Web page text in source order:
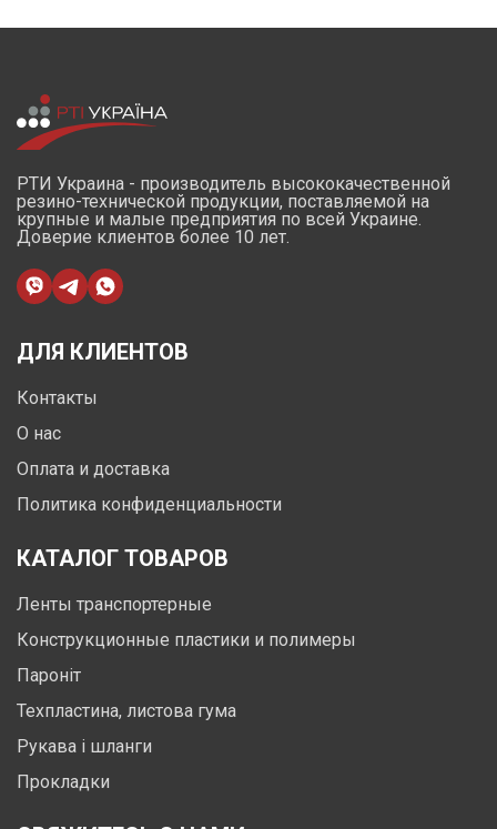
РТИ Украина - производитель высококачественной
резино-технической продукции, поставляемой на
крупные и малые предприятия по всей Украине.
Доверие клиентов более 10 лет.
ДЛЯ КЛИЕНТОВ
Контакты
О нас
Оплата и доставка
Политика конфиденциальности
КАТАЛОГ ТОВАРОВ
Ленты транспортерные
Конструкционные пластики и полимеры
Пароніт
Техпластина, листова гума
Рукава і шланги
Прокладки